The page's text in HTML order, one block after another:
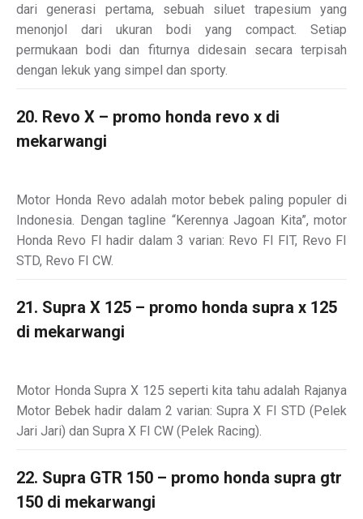
dari generasi pertama, sebuah siluet trapesium yang
menonjol dari ukuran bodi yang compact. Setiap
permukaan bodi dan fiturnya didesain secara terpisah
dengan lekuk yang simpel dan sporty.
20. Revo X – promo honda revo x di
mekarwangi
Motor Honda Revo adalah motor bebek paling populer di
Indonesia. Dengan tagline “Kerennya Jagoan Kita”, motor
Honda Revo FI hadir dalam 3 varian: Revo FI FIT, Revo FI
STD, Revo FI CW.
21. Supra X 125 – promo honda supra x 125
di mekarwangi
Motor Honda Supra X 125 seperti kita tahu adalah Rajanya
Motor Bebek hadir dalam 2 varian: Supra X FI STD (Pelek
Jari Jari) dan Supra X FI CW (Pelek Racing).
22. Supra GTR 150 – promo honda supra gtr
150 di mekarwangi